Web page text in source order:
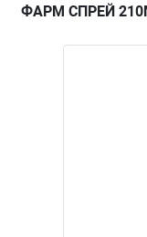
ФАРМ СПРЕЙ